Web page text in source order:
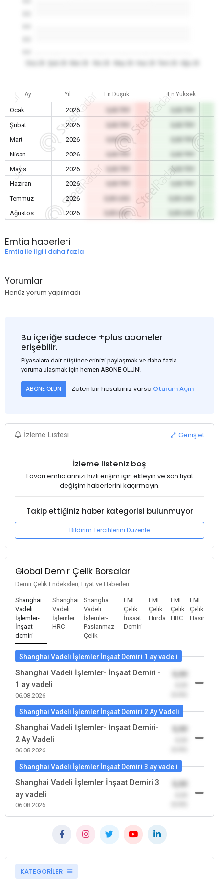
Ay Yıl En Düşük En Yüksek
Ocak 2026
Şubat
2026
Mart
2026 0,00 TRY
0,00 TRY
Nisan
2026
Mayıs
2026
0,00 TRY
Haziran
2026
Temmuz
2026
Ağustos
2026 0,00 USD
Emtia haberleri
Emtia ile ilgili daha fazla
Yorumlar
Henüz yorum yapılmadı
Bu içeriğe sadece +plus aboneler
erişebilir.
Piyasalara dair düşüncelerinizi paylaşmak ve daha fazla
yoruma ulaşmak için hemen ABONE OLUN!
ABONE OLUN Zaten bir hesabınız varsa Oturum Açın
İzleme Listesi Genişlet
İzleme listeniz boş
Favori emtialarınızı hızlı erişim için ekleyin ve son fiyat
değişim haberlerini kaçırmayın.
Takip ettiğiniz haber kategorisi bulunmuyor
Bildirim Tercihlerini Düzenle
Global Demir Çelik Borsaları
Demir Çelik Endeksleri, Fiyat ve Haberleri
Shanghai
Vadeli
İşlemler-
İnşaat
demiri
Shanghai
Vadeli
İşlemler
HRC
Shanghai
Vadeli
İşlemler-
Paslanmaz
Çelik
LME
Çelik
İnşaat
Demiri
LME
Çelik
Hurda
LME
Çelik
HRC
LME
Çelik
Hasır
Shanghai Vadeli İşlemler İnşaat Demiri 1 ay vadeli
Shanghai Vadeli İşlemler- İnşaat Demiri -
1 ay vadeli
06.08.2026
0,00
Shanghai Vadeli İşlemler İnşaat Demiri 2 Ay Vadeli
Shanghai Vadeli İşlemler- İnşaat Demiri-
2 Ay Vadeli
06.08.2026
0,00
Shanghai Vadeli İşlemler İnşaat Demiri 3 ay vadeli
Shanghai Vadeli İşlemler İnşaat Demiri 3
ay vadeli
06.08.2026
0,00
KATEGORİLER